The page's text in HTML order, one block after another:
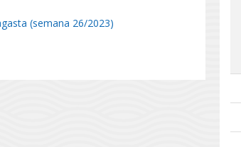
(semana 26/2023)